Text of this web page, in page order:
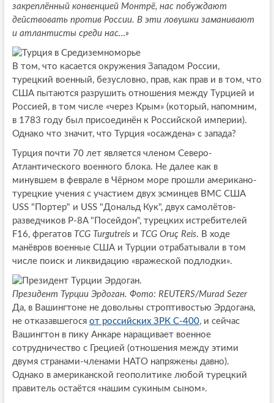
закреплённый конвенцией Монтрё, нас побуждают
действовать против России. В эти ловушки заманивают
и атлантисты среди нас…»
В том, что касается окружения Западом России,
турецкий военный, безусловно, прав, как прав и в том, что
США пытаются разрушить отношения между Турцией и
Россией, в том числе «через Крым» (который, напомним,
в 1783 году был присоединён к Российской империи).
Однако что значит, что Турция «осаждена» с запада?
Турция почти 70 лет является членом Северо-
Атлантического военного блока. Не далее как в
минувшем в феврале в Чёрном море прошли американо-
турецкие учения с участием двух эсминцев ВМС США
USS "Портер" и USS "Дональд Кук", двух самолётов-
разведчиков P-8A "Посейдон", турецких истребителей
F16, фрегатов TCG Turgutreisи TCG Oruç Reis. В ходе
манёвров военные США и Турции отрабатывали в том
числе поиск и ликвидацию «вражеской подлодки».
Президент Турции Эрдоган. Фото: REUTERS/Murad Sezer
Да, в Вашингтоне не довольны строптивостью Эрдогана,
не отказавшегося от российских ЗРК С-400, и сейчас
Вашингтон в пику Анкаре наращивает военное
сотрудничество с Грецией (отношения между этими
двумя странами-членами НАТО напряжены давно).
Однако в американской геополитике любой турецкий
правитель остаётся «нашим сукиным сыном».